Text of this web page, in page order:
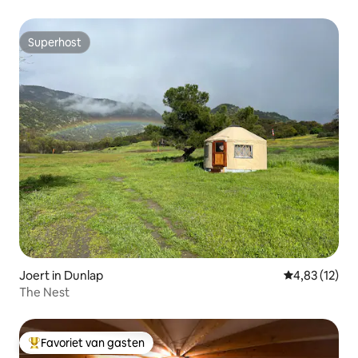
Superhost
Superhost
Joert in Dunlap Gemiddelde
4,83 (12)
The Nest
Topfavoriet van gasten
Favoriet van gasten